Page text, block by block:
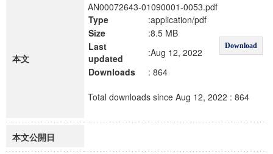
本文
AN00072643-01090001-0053.pdf
Type
:application/pdf
Download
Size
:8.5 MB
Last
updated
:Aug 12, 2022
Downloads
: 864
Total downloads since Aug 12, 2022 : 864
本文公開日